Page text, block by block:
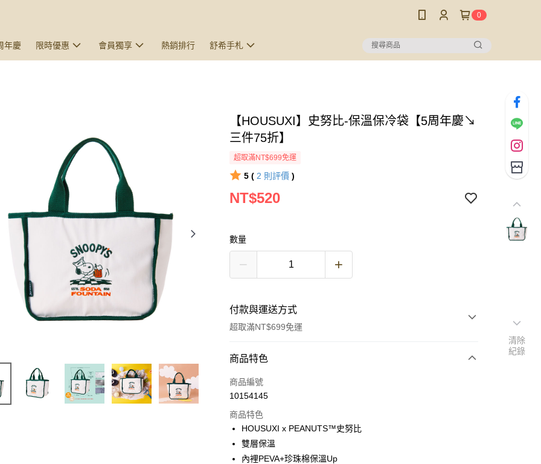
0
年慶 限時優惠 會員獨享 熱銷排行 舒希手札
【HOUSUXI】史努比-保溫保冷袋【5周年慶↘
三件75折】
超取滿NT$699免運
5 ( 2 則評價 )
NT$520
數量
付款與運送方式
超取滿NT$699免運
付款方式
信用卡一次付款
LINE Pay
Apple Pay
商品特色
商品編號
10154145
商品特色
HOUSUXI x PEANUTS™史努比
雙層保溫
內裡PEVA+珍珠棉保溫Up
清除
紀錄